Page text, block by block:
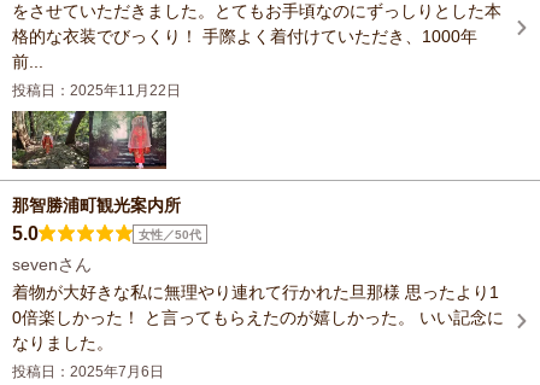
をさせていただきました。とてもお手頃なのにずっしりとした本
格的な衣装でびっくり！ 手際よく着付けていただき、1000年
前...
投稿日：2025年11月22日
那智勝浦町観光案内所
5.0 女性／50代
sevenさん
着物が大好きな私に無理やり連れて行かれた旦那様 思ったより1
0倍楽しかった！ と言ってもらえたのが嬉しかった。 いい記念に
なりました。
投稿日：2025年7月6日